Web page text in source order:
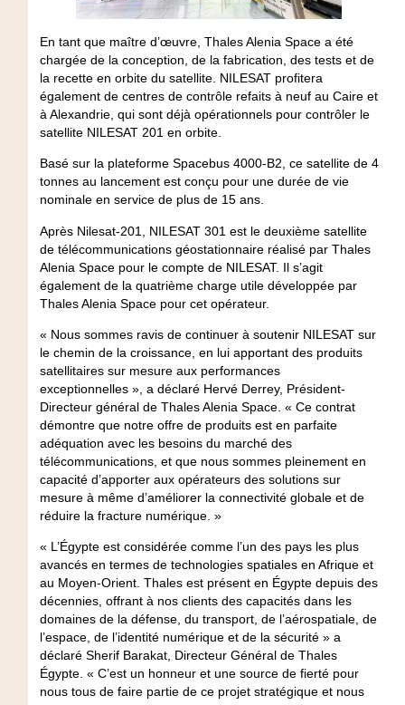
En tant que maître d’œuvre, Thales Alenia Space a été
chargée de la conception, de la fabrication, des tests et de
la recette en orbite du satellite. NILESAT profitera
également de centres de contrôle refaits à neuf au Caire et
à Alexandrie, qui sont déjà opérationnels pour contrôler le
satellite NILESAT 201 en orbite.
Basé sur la plateforme Spacebus 4000-B2, ce satellite de 4
tonnes au lancement est conçu pour une durée de vie
nominale en service de plus de 15 ans.
Après Nilesat-201, NILESAT 301 est le deuxième satellite
de télécommunications géostationnaire réalisé par Thales
Alenia Space pour le compte de NILESAT. Il s’agit
également de la quatrième charge utile développée par
Thales Alenia Space pour cet opérateur.
« Nous sommes ravis de continuer à soutenir NILESAT sur
le chemin de la croissance, en lui apportant des produits
satellitaires sur mesure aux performances
exceptionnelles », a déclaré Hervé Derrey, Président-
Directeur général de Thales Alenia Space. « Ce contrat
démontre que notre offre de produits est en parfaite
adéquation avec les besoins du marché des
télécommunications, et que nous sommes pleinement en
capacité d’apporter aux opérateurs des solutions sur
mesure à même d’améliorer la connectivité globale et de
réduire la fracture numérique. »
« L’Égypte est considérée comme l’un des pays les plus
avancés en termes de technologies spatiales en Afrique et
au Moyen-Orient. Thales est présent en Égypte depuis des
décennies, offrant à nos clients des capacités dans les
domaines de la défense, du transport, de l’aérospatiale, de
l’espace, de l’identité numérique et de la sécurité » a
déclaré Sherif Barakat, Directeur Général de Thales
Égypte. « C’est un honneur et une source de fierté pour
nous tous de faire partie de ce projet stratégique et nous